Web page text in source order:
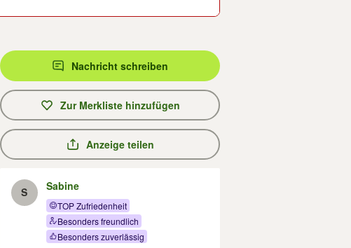
Nachricht schreiben
Zur Merkliste hinzufügen
Anzeige teilen
S Sabine
TOP Zufriedenheit
Besonders freundlich
Besonders zuverlässig